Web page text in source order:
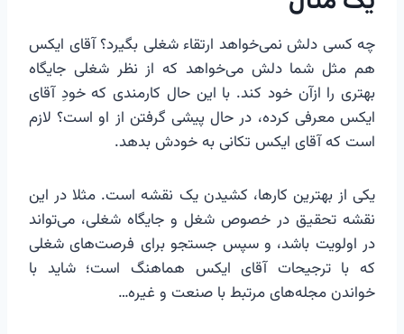
چه کسی دلش نمی‌خواهد ارتقاء شغلی بگیرد؟ آقای ایکس
هم مثل شما دلش می‌خواهد که از نظر شغلی جایگاه
بهتری را ازآن خود کند. با این حال کارمندی که خودِ آقای
ایکس معرفی کرده، در حال پیشی گرفتن از او است؟ لازم
است که آقای ایکس تکانی به خودش بدهد.
یکی از بهترین کارها، کشیدن یک نقشه است. مثلا در این
نقشه تحقیق در خصوص شغل و جایگاه شغلی، می‌تواند
در اولویت باشد، و سپس جستجو برای فرصت‌های شغلی
که با ترجیحات آقای ایکس هماهنگ است؛ شاید با
خواندن مجله‌های مرتبط با صنعت و غیره…